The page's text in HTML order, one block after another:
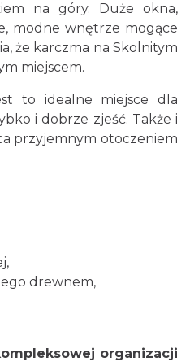
na góry. Duże okna,
modne wnętrze mogące
że karczma na Skolnitym
miejscem.
to idealne miejsce dla
i dobrze zjeść. Także i
przyjemnym otoczeniem
drewnem,
organizacji